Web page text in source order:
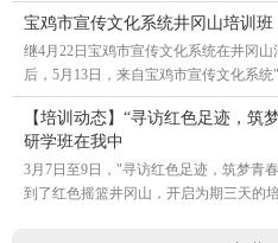
宝鸡市宣传文化系统井冈山培训班
继4月22日宝鸡市宣传文化系统在井冈
后，5月13日，来自宝鸡市宣传文化系统
【培训动态】“寻访红色足迹，筑
研学班在我中
3月7日至9日，"寻访红色足迹，筑梦青
到了红色摇篮井冈山，开启为期三天的